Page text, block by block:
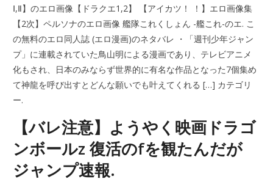
Ⅰ,Ⅱ】のエロ画像【ドラクエ1,2】 【アイカツ！ ！】エロ画像集
【2次】ペルソナのエロ画像 艦隊これくしょん -艦これ-のエ. こ
の無料のエロ同人誌 (エロ漫画)のネタバレ ・「週刊少年ジャン
プ」に連載されていた鳥山明による漫画であり、テレビアニメ
化もされ、日本のみならず世界的に有名な作品となった7個集め
て神龍を呼び出すとどんな願いでも叶えてくれる […] カテゴリ
ー.
【バレ注意】ようやく映画ドラゴ
ンボールz 復活のfを観たんだが
ジャンプ速報.